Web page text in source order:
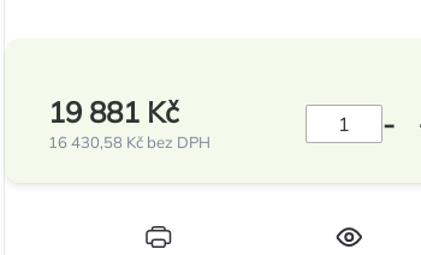
19 881 Kč
16 430,58 Kč bez DPH